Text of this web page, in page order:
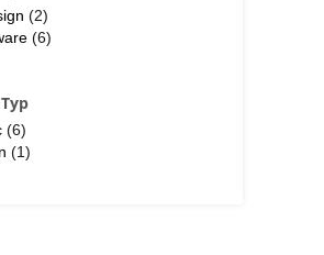
(2)
(6)
(6)
(1)